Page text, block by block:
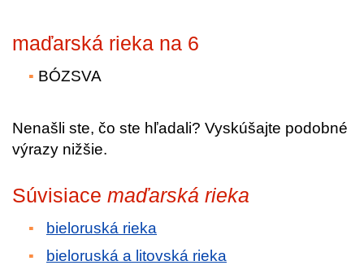
maďarská rieka na 6
BÓZSVA
Nenašli ste, čo ste hľadali? Vyskúšajte podobné
výrazy nižšie.
Súvisiace maďarská rieka
bieloruská rieka
bieloruská a litovská rieka